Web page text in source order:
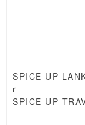
SPICE UP
r
SPICE UP